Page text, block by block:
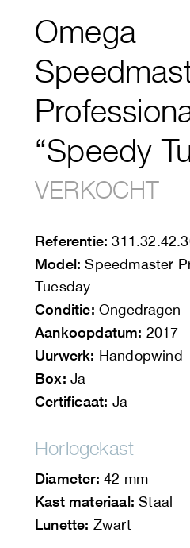
Omega
“Speedy
VERKOCHT
Referentie:
Model: Speedmaster
Tuesday
Conditie: Ongedragen
Aankoopdatum: 2017
Uurwerk: Handopwind
Box: Ja
Certificaat: Ja
Horlogekast
Diameter: 42 mm
Kast materiaal: Staal
Lunette: Zwart